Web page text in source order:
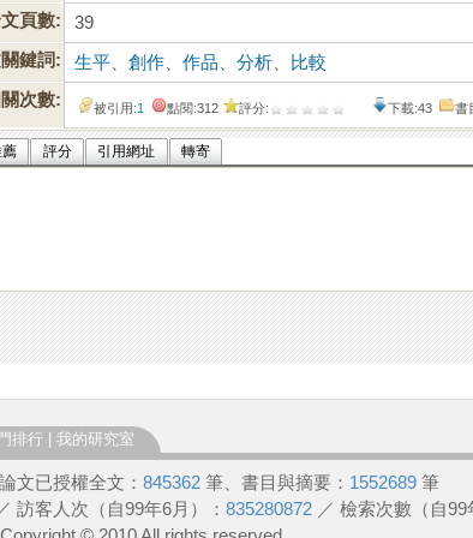
頁數:
39
鍵詞:
生平 、創作 、作品 、分析
比較
次數:
被引用:1 點閱:312 評分: 下載:43 書
評分 引用網址 轉寄
排行 我的研究室
文已授權全文： 845362 筆、書目與摘要： 1552689 筆
訪客人次（自99年6月）： 835280872 ／ 檢索次數（自99